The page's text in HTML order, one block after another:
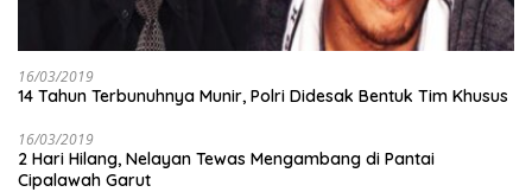
16/03/2019
14 Tahun Terbunuhnya Munir, Polri Didesak Bentuk Tim Khusus
16/03/2019
2 Hari Hilang, Nelayan Tewas Mengambang di Pantai
Cipalawah Garut